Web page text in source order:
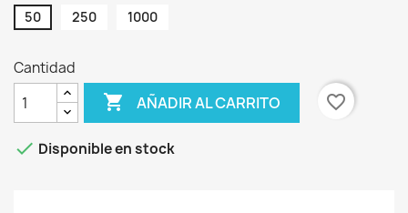
50 250 1000
Cantidad
 AÑADIR AL CARRITO favorite_border
 Disponible en stock